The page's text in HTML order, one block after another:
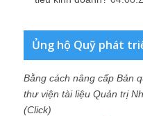
Ủng hộ Quỹ phát
Bằng cách nâng cấp Bản
thư viện tài liệu Quản trị
(Click)